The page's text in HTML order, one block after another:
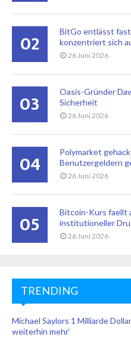
02
BitGo entlässt
konzentriert sich
26 Juni 2026
03
Oasis-Gründer
Sicherheit
26 Juni 2026
04
Polymarket
Benutzergeldern
26 Juni 2026
05
Bitcoin-Kurs faellt
institutioneller
26 Juni 2026
TRENDING
Michael Saylors 1 Milliarde
weiterhin mehr‘